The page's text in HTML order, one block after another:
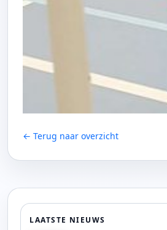
← Terug naar overzicht
LAATSTE NIEUWS